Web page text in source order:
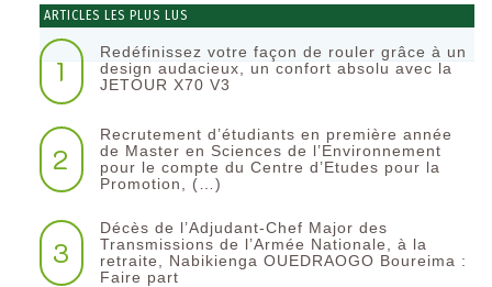
ARTICLES LES PLUS LUS
1
Redéfinissez votre façon de rouler grâce à un
design audacieux, un confort absolu avec la
JETOUR X70 V3
2
Recrutement d’étudiants en première année
de Master en Sciences de l’Environnement
pour le compte du Centre d’Etudes pour la
Promotion, (…)
3
Décès de l’Adjudant-Chef Major des
Transmissions de l’Armée Nationale, à la
retraite, Nabikienga OUEDRAOGO Boureima :
Faire part